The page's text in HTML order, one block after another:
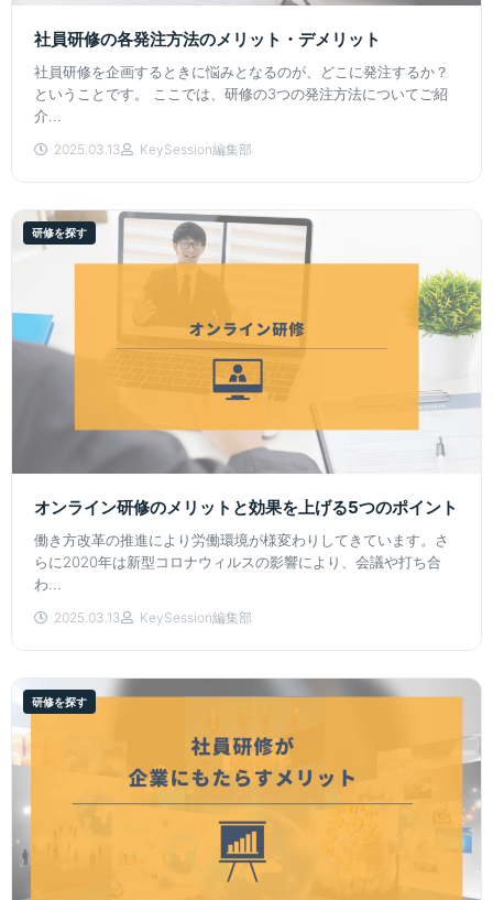
社員研修の各発注方法のメリット・デメリット
社員研修を企画するときに悩みとなるのが、どこに発注するか？
ということです。 ここでは、研修の3つの発注方法についてご紹
介...
2025.03.13 KeySession編集部
研修を探す
オンライン研修のメリットと効果を上げる5つのポイント
働き方改革の推進により労働環境が様変わりしてきています。さ
らに2020年は新型コロナウィルスの影響により、会議や打ち合
わ...
2025.03.13 KeySession編集部
研修を探す